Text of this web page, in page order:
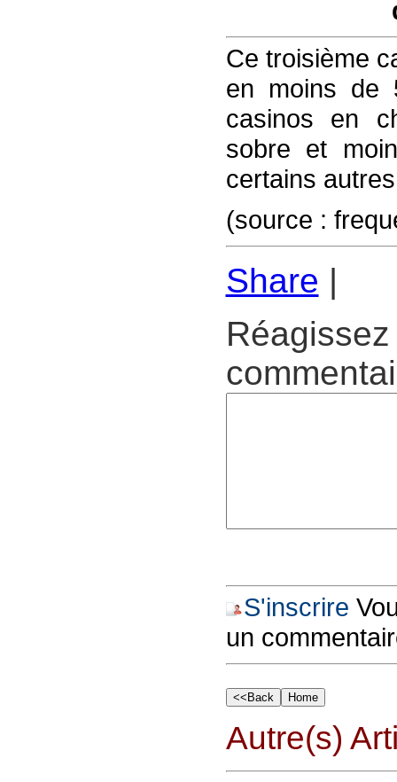
Ce troisième
en moins de
casinos en
sobre et
certains
(source :
Share |
S'inscrire
un
Autre(s)